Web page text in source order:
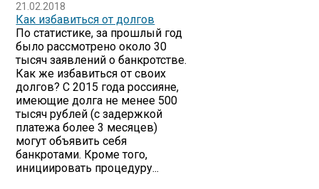
21.02.2018
Как избавиться от долгов
По статистике, за прошлый год
было рассмотрено около 30
тысяч заявлений о банкротстве.
Как же избавиться от своих
долгов? С 2015 года россияне,
имеющие долга не менее 500
тысяч рублей (с задержкой
платежа более 3 месяцев)
могут объявить себя
банкротами. Кроме того,
инициировать процедуру...